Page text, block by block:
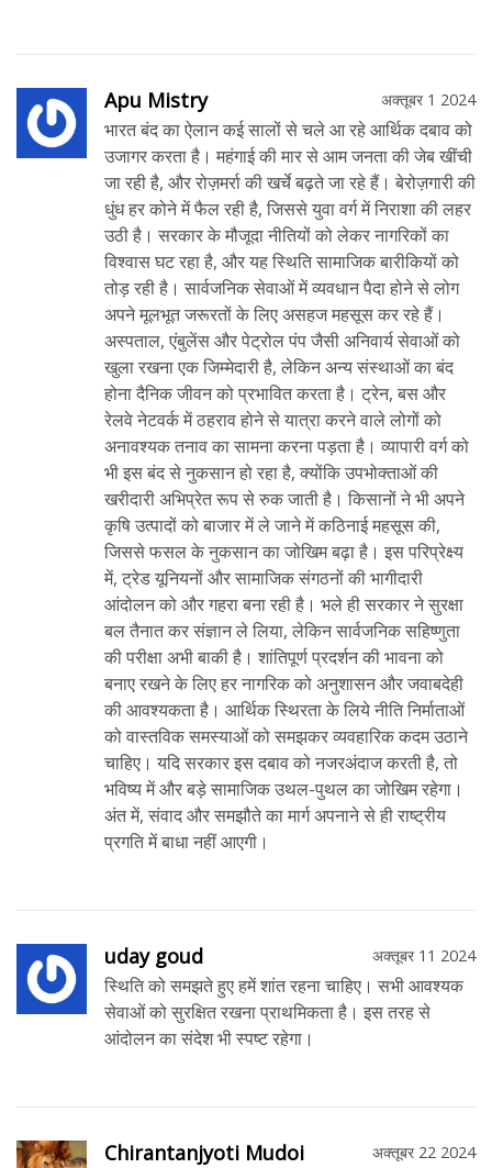
Apu Mistry अक्तूबर 1 2024
भारत बंद का ऐलान कई सालों से चले आ रहे आर्थिक दबाव को
उजागर करता है। महंगाई की मार से आम जनता की जेब खींची
जा रही है, और रोज़मर्रा की खर्चे बढ़ते जा रहे हैं। बेरोज़गारी की
धुंध हर कोने में फैल रही है, जिससे युवा वर्ग में निराशा की लहर
उठी है। सरकार के मौजूदा नीतियों को लेकर नागरिकों का
विश्वास घट रहा है, और यह स्थिति सामाजिक बारीकियों को
तोड़ रही है। सार्वजनिक सेवाओं में व्यवधान पैदा होने से लोग
अपने मूलभूत जरूरतों के लिए असहज महसूस कर रहे हैं।
अस्पताल, एंबुलेंस और पेट्रोल पंप जैसी अनिवार्य सेवाओं को
खुला रखना एक जिम्मेदारी है, लेकिन अन्य संस्थाओं का बंद
होना दैनिक जीवन को प्रभावित करता है। ट्रेन, बस और
रेलवे नेटवर्क में ठहराव होने से यात्रा करने वाले लोगों को
अनावश्यक तनाव का सामना करना पड़ता है। व्यापारी वर्ग को
भी इस बंद से नुकसान हो रहा है, क्योंकि उपभोक्ताओं की
खरीदारी अभिप्रेत रूप से रुक जाती है। किसानों ने भी अपने
कृषि उत्पादों को बाजार में ले जाने में कठिनाई महसूस की,
जिससे फसल के नुकसान का जोखिम बढ़ा है। इस परिप्रेक्ष्य
में, ट्रेड यूनियनों और सामाजिक संगठनों की भागीदारी
आंदोलन को और गहरा बना रही है। भले ही सरकार ने सुरक्षा
बल तैनात कर संज्ञान ले लिया, लेकिन सार्वजनिक सहिष्णुता
की परीक्षा अभी बाकी है। शांतिपूर्ण प्रदर्शन की भावना को
बनाए रखने के लिए हर नागरिक को अनुशासन और जवाबदेही
की आवश्यकता है। आर्थिक स्थिरता के लिये नीति निर्माताओं
को वास्तविक समस्याओं को समझकर व्यवहारिक कदम उठाने
चाहिए। यदि सरकार इस दबाव को नजरअंदाज करती है, तो
भविष्य में और बड़े सामाजिक उथल-पुथल का जोखिम रहेगा।
अंत में, संवाद और समझौते का मार्ग अपनाने से ही राष्ट्रीय
प्रगति में बाधा नहीं आएगी।
uday goud अक्तूबर 11 2024
स्थिति को समझते हुए हमें शांत रहना चाहिए। सभी आवश्यक
सेवाओं को सुरक्षित रखना प्राथमिकता है। इस तरह से
आंदोलन का संदेश भी स्पष्ट रहेगा।
Chirantanjyoti Mudoi अक्तूबर 22 2024